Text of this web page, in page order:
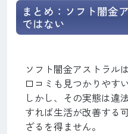
まとめ：ソフト闇金
ではない
ソフト闇金アストラル
口コミも見つかりやす
しかし、その実態は違
すれば生活が改善する
ざるを得ません。